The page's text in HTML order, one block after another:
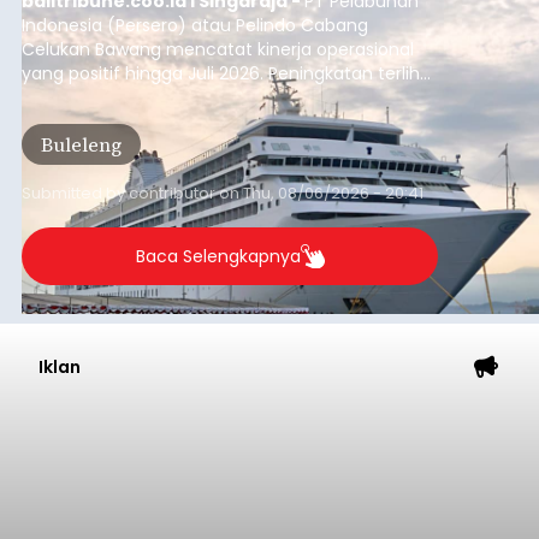
Indonesia (Persero) atau Pelindo Cabang
Celukan Bawang mencatat kinerja operasional
yang positif hingga Juli 2026. Peningkatan terlihat
dari arus kapal yang mencapai 1,48 juta Gross
Tonnage (GT), atau tumbuh 12,4 persen
dibandingkan periode yang sama tahun lalu
yang tercatat sebesar 1,32 juta GT.
Buleleng
Submitted bycontributoronThu, 08/06/2026 - 20:41
Baca Selengkapnya
Iklan